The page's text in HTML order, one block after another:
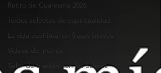
Retiro de Cuaresma 2026
Textos selectos de espiritualidad
La vida espiritual en frases breves
Vídeos de interés
Taller de oración con los Salmos